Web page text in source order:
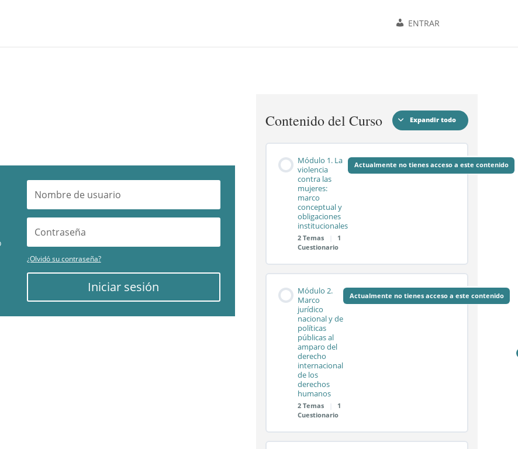
ENTRAR
¿Olvidó su contraseña?
Iniciar sesión
Contenido del Curso Expandir todo
Módulos
Módulo 1. La
violencia
contra las
mujeres:
marco
conceptual y
obligaciones
institucionales
2 Temas
1
Cuestionario
Actualmente no tienes acceso a este contenido
Módulo
0%
COMPLETADO
0/2
pasos
Sesión síncrona 1.1
Sesión síncrona 1.2
Test módulo 1
Módulo 2.
Marco
jurídico
nacional y de
políticas
públicas al
amparo del
derecho
internacional
de los
derechos
humanos
2 Temas
1
Cuestionario
Actualmente no tienes acceso a este contenido